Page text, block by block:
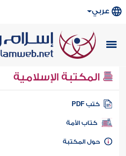
عربي
المكتبة الإسلامية
كتب PDF
كتاب الأمة